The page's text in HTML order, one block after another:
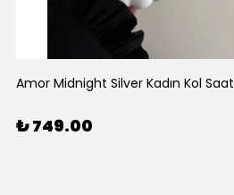
Amor Midnight Silver Kadın Kol
₺ 749.00